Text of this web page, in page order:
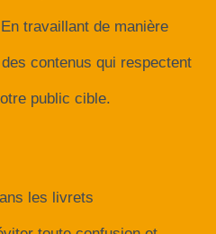
travaillant de manière
contenus qui respectent
public cible.
les livrets